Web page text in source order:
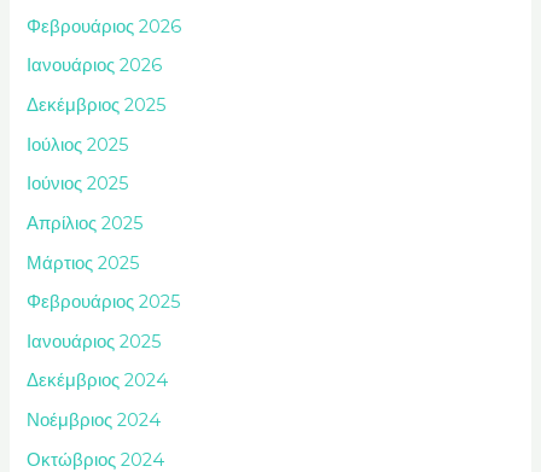
Φεβρουάριος 2026
Ιανουάριος 2026
Δεκέμβριος 2025
Ιούλιος 2025
Ιούνιος 2025
Απρίλιος 2025
Μάρτιος 2025
Φεβρουάριος 2025
Ιανουάριος 2025
Δεκέμβριος 2024
Νοέμβριος 2024
Οκτώβριος 2024